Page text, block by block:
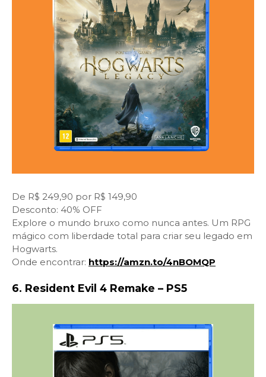
De R$ 249,90 por R$ 149,90
Desconto: 40% OFF
Explore o mundo bruxo como nunca antes. Um RPG
mágico com liberdade total para criar seu legado em
Hogwarts.
Onde encontrar: https://amzn.to/4nBOMQP
6. Resident Evil 4 Remake – PS5